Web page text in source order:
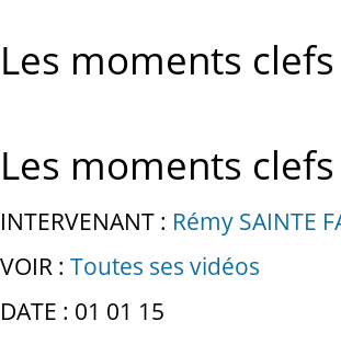
Les moments
Les moments
INTERVENANT : Rémy SAINTE
VOIR : Toutes ses vidéos
DATE : 01 01 15